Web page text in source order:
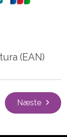
(EAN)
Næste